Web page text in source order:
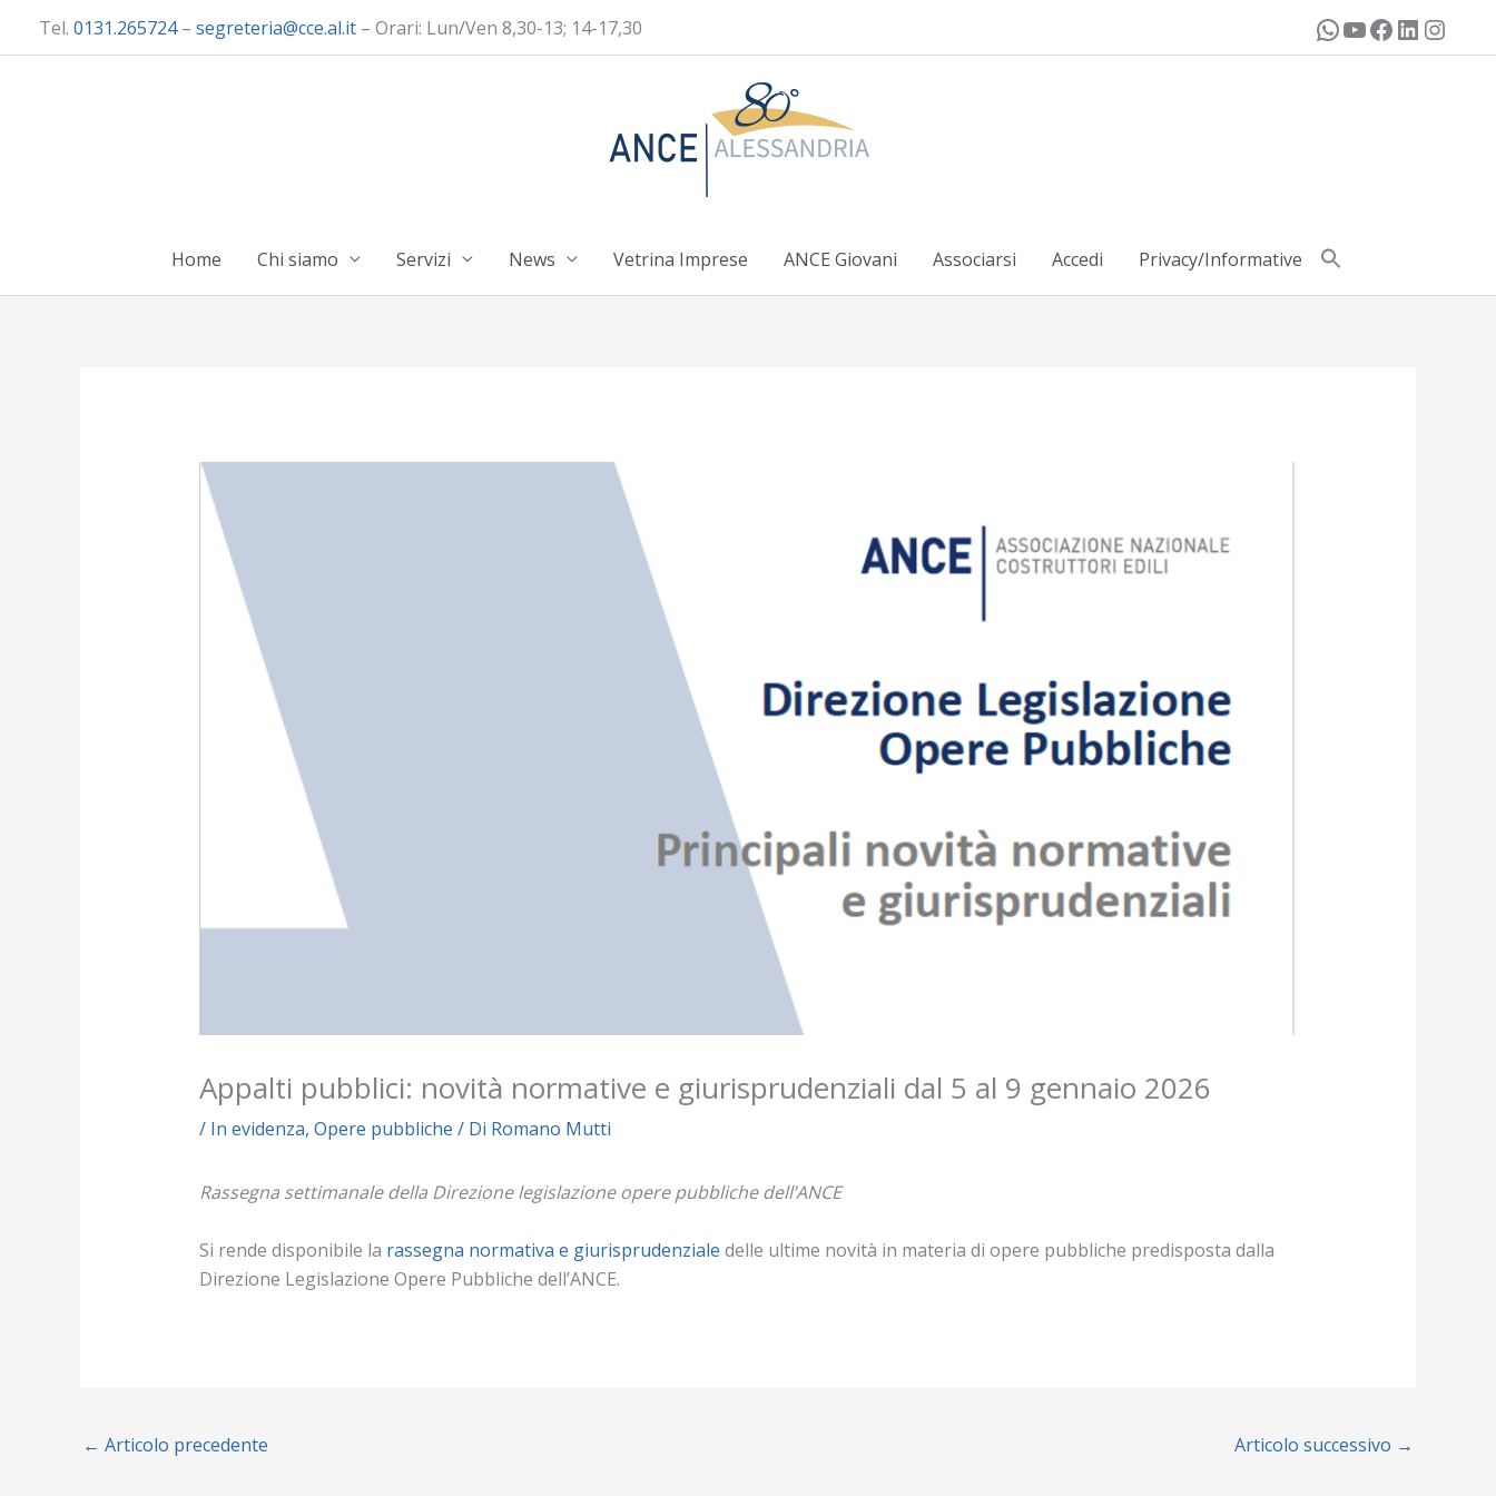
Tel. 0131.265724– segreteria@cce.al.it – Orari: Lun/Ven 8,30-13; 14-17,30
Home Chi siamo Servizi News Vetrina Imprese ANCE Giovani Associarsi Accedi Privacy/Informative
Appalti pubblici: novità normative e giurisprudenziali dal 5 al 9 gennaio 2026
/ In evidenza, Opere pubbliche / Di Romano Mutti
Rassegna settimanale della Direzione legislazione opere pubbliche dell’ANCE
Si rende disponibile la rassegna normativa e giurisprudenziale delle ultime novità in materia di opere pubbliche predisposta dalla
Direzione Legislazione Opere Pubbliche dell’ANCE.
← Articolo precedente Articolo successivo →